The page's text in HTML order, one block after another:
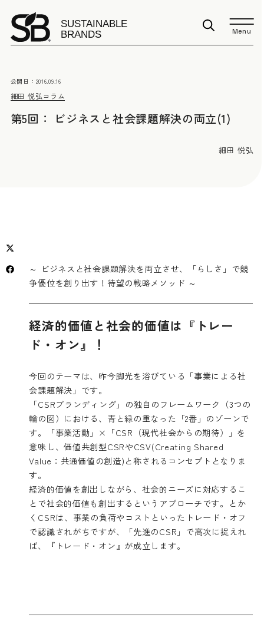
Menu
細田 悦弘コラム
公開日： 2016.09.16
第5回： ビジネスと社会課題解決の両立(1)
細田 悦弘
～ ビジネスと社会課題解決を両立させ、「らしさ」で競
争優位を創り出す！待望の戦略メソッド ～
経済的価値と社会的価値は『トレー
ド・オン』！
今回のテーマは、昨今脚光を浴びている「事業による社
会課題解決」です。
「CSRブランディング」の独自のフレームワーク（3つの
輪の図）における、青と緑の重なった「2番」のゾーンで
す。「事業活動」×「CSR（現代社会からの期待）」を
意味し、価値共創型CSRやCSV(Creating Shared
Value：共通価値の創造)と称されるコンセプトとなりま
す。
経済的価値を創出しながら、社会的ニーズに対応するこ
とで社会的価値も創出するというアプローチです。とか
くCSRは、事業の負荷やコストといったトレード・オフ
で認識されがちですが、「先進のCSR」で高次に捉えれ
ば、『トレード・オン』が成立します。